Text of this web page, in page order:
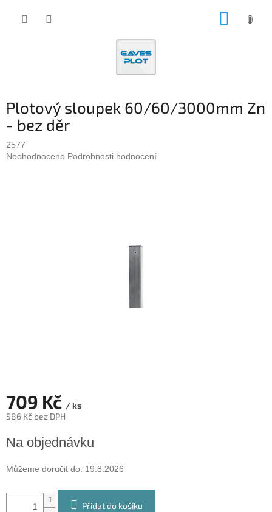
Plotový sloupek 60/60/3000mm Zn
- bez děr
2577
Průměrné
Neohodnoceno Podrobnosti hodnocení
709 Kč / ks
586 Kč bez DPH
cena:
Na objednávku
Můžeme doručit do: 19.8.2026
Přidat do košíku